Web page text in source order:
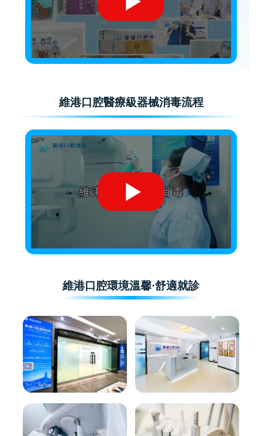
維港口腔醫療級器械消毒流程
維港口腔環境溫馨·舒適就診